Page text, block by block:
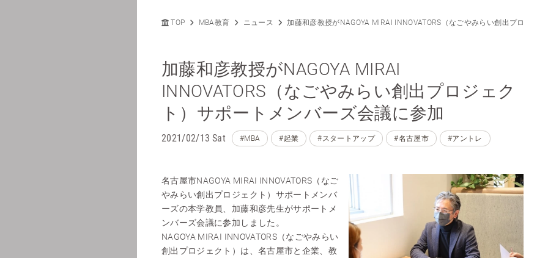
TOP MBA教育 ニュース 加藤和彦教授がNAGOYA MIRAI INNOVATORS（なごやみらい創出プロジェ
加藤和彦教授がNAGOYA MIRAI
INNOVATORS（なごやみらい創出プロジェク
ト）サポートメンバーズ会議に参加
2021/02/13 Sat #MBA #起業 #スタートアップ #名古屋市 #アントレ
名古屋市NAGOYA MIRAI INNOVATORS（なご
やみらい創出プロジェクト）サポートメンバ
ーズの本学教員、加藤和彦先生がサポートメ
ンバーズ会議に参加しました。
NAGOYA MIRAI INNOVATORS（なごやみらい
創出プロジェクト）は、名古屋市と企業、教